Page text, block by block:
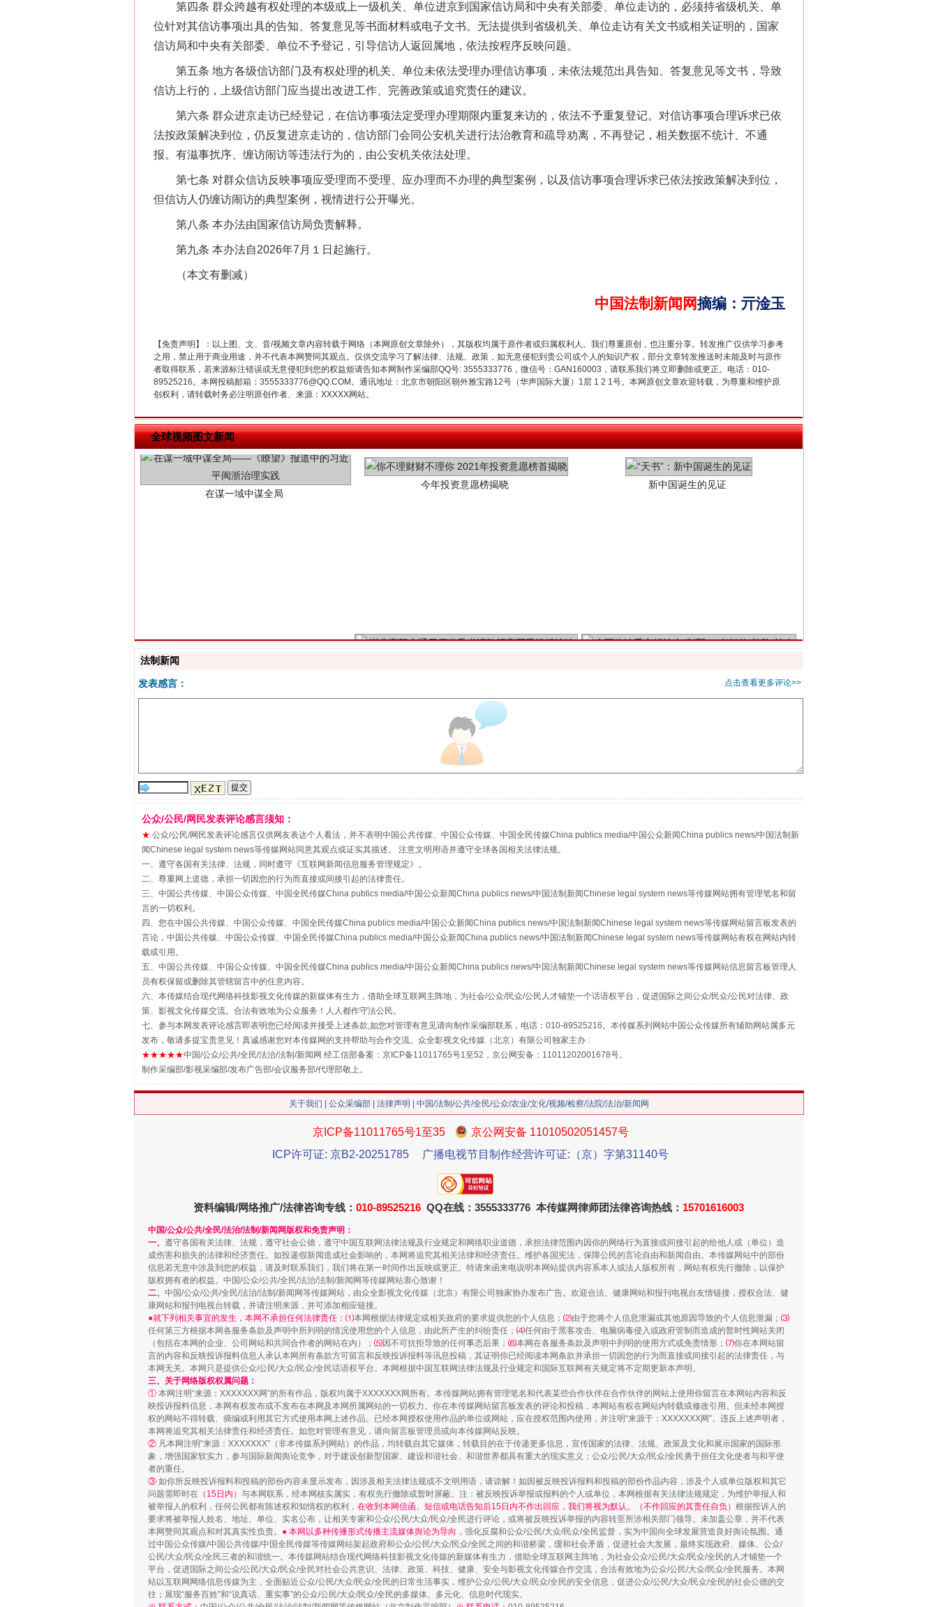
第四条 群众跨越有权处理的本级或上一级机关、单位进京到国家信访局和中央有关部委、单位走访的，必须持省级机关、单
位针对其信访事项出具的告知、答复意见等书面材料或电子文书。无法提供到省级机关、单位走访有关文书或相关证明的，国家
信访局和中央有关部委、单位不予登记，引导信访人返回属地，依法按程序反映问题。
第五条 地方各级信访部门及有权处理的机关、单位未依法受理办理信访事项，未依法规范出具告知、答复意见等文书，导致
信访上行的，上级信访部门应当提出改进工作、完善政策或追究责任的建议。
第六条 群众进京走访已经登记，在信访事项法定受理办理期限内重复来访的，依法不予重复登记。对信访事项合理诉求已依
法按政策解决到位，仍反复进京走访的，信访部门会同公安机关进行法治教育和疏导劝离，不再登记，相关数据不统计、不通
报。有滋事扰序、缠访闹访等违法行为的，由公安机关依法处理。
第七条 对群众信访反映事项应受理而不受理、应办理而不办理的典型案例，以及信访事项合理诉求已依法按政策解决到位，
但信访人仍缠访闹访的典型案例，视情进行公开曝光。
第八条 本办法由国家信访局负责解释。
第九条 本办法自2026年7月１日起施行。
（本文有删减）
中国法制新闻网摘编 ： 亓淦玉
【免责声明】：以上图、文、音/视频文章内容转载于网络（本网原创文章除外），其版权均属于原作者或归属权利人。我们尊重原创，也注重分享。转发推广仅供学习参考
之用，禁止用于商业用途，并不代表本网赞同其观点。仅供交流学习了解法律、法规、政策，如无意侵犯到贵公司或个人的知识产权，部分文章转发推送时未能及时与原作
者取得联系，若来源标注错误或无意侵犯到您的权益烦请告知本网制作采编部QQ号: 3555333776，微信号：GAN160003，请联系我们将立即删除或更正。电话：010-
89525216。本网投稿邮箱：3555333776@QQ.COM。通讯地址：北京市朝阳区朝外雅宝路12号（华声国际大厦）1层 1 2 1号。本网原创文章欢迎转载，为尊重和维护原
创权利，请转载时务必注明原创作者、来源：XXXXX网站。
全球视频图文新闻
网上购药对药下症？
在谋一域中谋全局
今年投资意愿榜揭晓 新中国诞生的见证
“刷贴”乱象丛生
揭批美国五大"原罪"
珠宝鉴定乱象
站台名比不上好声名
走近一线检察官
“谁都不怕”的他落马了
漫山遍野的桃花与雪山、麦地、白藏房 除了知识还要"留白" 用生命托举生命
法制新闻
点击查看更多评论>>
发表感言：
公众/公民/网民发表评论感言须知：
★ 公众/公民/网民发表评论感言仅供网友表达个人看法，并不表明中国公共传媒、中国公众传媒、中国全民传媒China publics media/中国公众新闻China publics news/中国法制新
闻Chinese legal system news等传媒网站同意其观点或证实其描述。 注意文明用语并遵守全球各国相关法律法规。
一、遵守各国有关法律、法规，同时遵守《互联网新闻信息服务管理规定》。
二、尊重网上道德，承担一切因您的行为而直接或间接引起的法律责任。
三、中国公共传媒、中国公众传媒、中国全民传媒China publics media/中国公众新闻China publics news/中国法制新闻Chinese legal system news等传媒网站拥有管理笔名和留
言的一切权利。
四、您在中国公共传媒、中国公众传媒、中国全民传媒China publics media/中国公众新闻China publics news/中国法制新闻Chinese legal system news等传媒网站留言板发表的
言论，中国公共传媒、中国公众传媒、中国全民传媒China publics media/中国公众新闻China publics news/中国法制新闻Chinese legal system news等传媒网站有权在网站内转
载或引用。
五、中国公共传媒、中国公众传媒、中国全民传媒China publics media/中国公众新闻China publics news/中国法制新闻Chinese legal system news等传媒网站信息留言板管理人
员有权保留或删除其管辖留言中的任意内容。
六、本传媒结合现代网络科技影视文化传媒的新媒体有生力，借助全球互联网主阵地，为社会/公众/民众/公民人才铺垫一个话语权平台，促进国际之间公众/民众/公民对法律、政
策、影视文化传媒交流。合法有效地为公众服务！人人都作守法公民。
七、参与本网发表评论感言即表明您已经阅读并接受上述条款,如您对管理有意见请向制作采编部联系，电话：010-89525216。本传媒系列网站中国公众传媒所有辅助网站属多元
发布，敬请多提宝贵意见！真诚感谢您对本传媒网的支持帮助与合作交流。众全影视文化传媒（北京）有限公司独家主办 :
★★★★★中国/公众/公共/全民/法治/法制/新闻网 经工信部备案：京ICP备11011765号1至52，京公网安备：11011202001678号。
制作采编部/影视采编部/发布广告部/会议服务部/代理部敬上。
关于我们 公众采编部 法律声明 | 中国/法制/公共/全民/公众/农业/文化/视频/检察/法院/法治/新闻网
京ICP备11011765号1至35
京公网安备 11010502051457号
ICP许可证: 京B2-20251785
广播电视节目制作经营许可证:（京）字第31140号
资料编辑/网络推广/法律咨询专线： 010-89525216 QQ在线：3555333776 本传媒网律师团法律咨询热线： 15701616003
中国/公众/公共/全民/法治/法制/新闻网版权和免责声明：
一、 遵守各国有关法律、法规，遵守社会公德，遵守中国互联网法律法规及行业规定和网络职业道德，承担法律范围内因你的网络行为直接或间接引起的给他人或（单位）造
成伤害和损失的法律和经济责任。如投递假新闻造成社会影响的，本网将追究其相关法律和经济责任。维护各国宪法，保障公民的言论自由和新闻自由。本传媒网站中的部份
信息若无意中涉及到您的权益，请及时联系我们，我们将在第一时间作出反映或更正。特请来函来电说明本网站提供内容系本人或法人版权所有，网站有权先行撤除，以保护
版权拥有者的权益。中国/公众/公共/全民/法治/法制/新闻网等传媒网站衷心致谢！
二、 中国/公众/公共/全民/法治/法制/新闻网等传媒网站，由众全影视文化传媒（北京）有限公司独家协办发布广告。欢迎合法、健康网站和报刊电视台友情链接，授权合法、健
康网站和报刊电视台转载，并请注明来源，并可添加相应链接。
●就下列相关事宜的发生，本网不承担任何法律责任：⑴本网根据法律规定或相关政府的要求提供您的个人信息； ⑵由于您将个人信息泄漏或其他原因导致的个人信息泄漏； ⑶
任何第三方根据本网各服务条款及声明中所列明的情况使用您的个人信息，由此所产生的纠纷责任； ⑷任何由于黑客攻击、电脑病毒侵入或政府管制而造成的暂时性网站关闭
（包括在本网的企业、公司网站和共同合作者的网站在内）； ⑸因不可抗拒导致的任何事态后果； ⑹本网在各服务条款及声明中列明的使用方式或免责情形； ⑺你在本网站留
言的内容和反映投诉报料信息人承认本网所有条款方可留言和反映投诉报料等讯息投稿，其证明你已经阅读本网条款并承担一切因您的行为而直接或间接引起的法律责任，与
本网无关。本网只是提供公众/公民/大众/民众/全民话语权平台。本网根据中国互联网法律法规及行业规定和国际互联网有关规定将不定期更新本声明。
三、关于网络版权权属问题：
① 本网注明“来源：XXXXXXX网”的所有作品，版权均属于XXXXXXX网所有。本传媒网站拥有管理笔名和代表某些合作伙伴在合作伙伴的网站上使用你留言在本网站内容和反
映投诉报料信息，本网有权发布或不发布在本网及本网所属网站的一切权力。你在本传媒网站留言板发表的评论和投稿，本网站有权在网站内转载或修改引用。但未经本网授
权的网站不得转载、摘编或利用其它方式使用本网上述作品。已经本网授权使用作品的单位或网站，应在授权范围内使用，并注明“来源于：XXXXXXX网”。违反上述声明者，
本网将追究其相关法律责任和经济责任。如您对管理有意见，请向留言板管理员或向本传媒网站反映。
② 凡本网注明“来源：XXXXXXX”（非本传媒系列网站）的作品，均转载自其它媒体，转载目的在于传递更多信息，宣传国家的法律、法规、政策及文化和展示国家的国际形
象，增强国家软实力，参与国际新闻舆论竞争，对于建设创新型国家、建设和谐社会、和谐世界都具有重大的现实意义；公众/公民/大众/民众/全民勇于担任文化使者与和平使
者的重任。
③ 如你所反映投诉报料和投稿的部份内容未显示发布，因涉及相关法律法规或不文明用语，请谅解！如因被反映投诉报料和投稿的部份作品内容，涉及个人或单位版权和其它
问题需即时在 （15日内） 与本网联系，经本网核实属实，有权先行撤除或暂时屏蔽。注：被反映投诉举报或报料的个人或单位，本网根据有关法律法规规定，为维护举报人和
被举报人的权利，任何公民都有陈述权和知情权的权利， 在收到本网信函、短信或电话告知后15日内不作出回应，我们将视为默认。（不作回应的其责任自负） 根据投诉人的
要求将被举报人姓名、地址、单位、实名公布，让相关专家和公众/公民/大众/民众/全民进行评论，或将被反映投诉举报的内容转至所涉相关部门领导。未加盖公章，并不代表
本网赞同其观点和对其真实性负责。 ● 本网以多种传播形式传播主流媒体舆论为导向 ，强化反腐和公众/公民/大众/民众/全民监督，实为中国向全球发展营造良好舆论氛围。通
过中国公众传媒/中国公共传媒/中国全民传媒等传媒网站架起政府和公众/公民/大众/民众/全民之间的和谐桥梁，缓和社会矛盾，促进社会大发展，最终实现政府、媒体、公众/
公民/大众/民众/全民三者的和谐统一。本传媒网站结合现代网络科技影视文化传媒的新媒体有生力，借助全球互联网主阵地，为社会公众/公民/大众/民众/全民的人才铺垫一个
平台，促进国际之间公众/公民/大众/民众/全民对社会公共意识、法律、政策、科技、健康、安全与影视文化传媒合作交流，合法有效地为公众/公民/大众/民众/全民服务。本网
站以互联网网络信息传媒为主，全面贴近公众/公民/大众/民众/全民的日常生活事实，维护公众/公民/大众/民众/全民的安全信息，促进公众/公民/大众/民众/全民的社会公德的交
往；展现“服务百姓”和“说真话、重实事”的公众/公民/大众/民众/全民的多媒体、多元化、信息时代现实。